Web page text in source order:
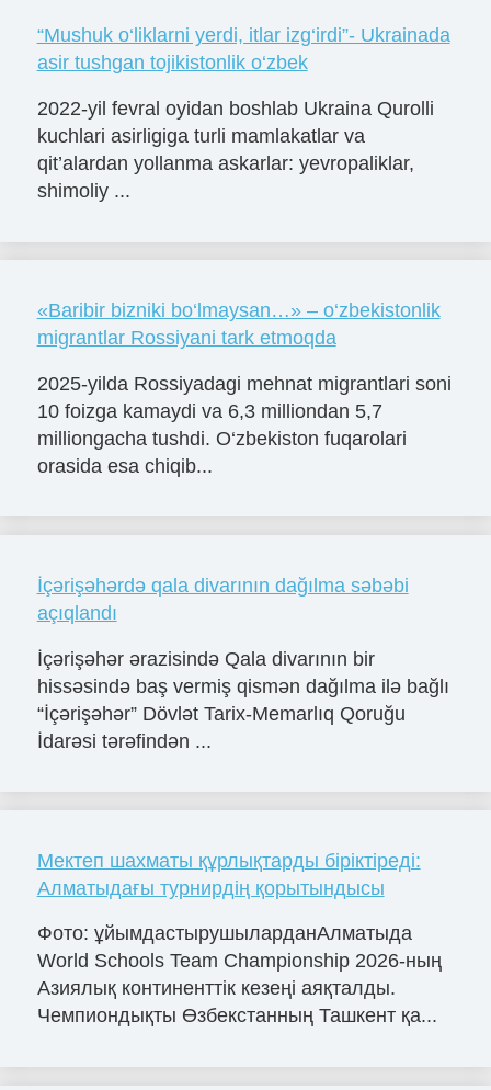
“Mushuk o‘liklarni yerdi, itlar izg‘irdi”- Ukrainada
asir tushgan tojikistonlik o‘zbek
2022-yil fevral oyidan boshlab Ukraina Qurolli
kuchlari asirligiga turli mamlakatlar va
qit’alardan yollanma askarlar: yevropaliklar,
shimoliy ...
«Baribir bizniki bo‘lmaysan…» – o‘zbekistonlik
migrantlar Rossiyani tark etmoqda
2025-yilda Rossiyadagi mehnat migrantlari soni
10 foizga kamaydi va 6,3 milliondan 5,7
milliongacha tushdi. O‘zbekiston fuqarolari
orasida esa chiqib...
İçərişəhərdə qala divarının dağılma səbəbi
açıqlandı
İçərişəhər ərazisində Qala divarının bir
hissəsində baş vermiş qismən dağılma ilə bağlı
“İçərişəhər” Dövlət Tarix-Memarlıq Qoruğu
İdarəsi tərəfindən ...
Мектеп шахматы құрлықтарды біріктіреді:
Алматыдағы турнирдің қорытындысы
Фото: ұйымдастырушыларданАлматыда
World Schools Team Championship 2026-ның
Азиялық континенттік кезеңі аяқталды.
Чемпиондықты Өзбекстанның Ташкент қа...